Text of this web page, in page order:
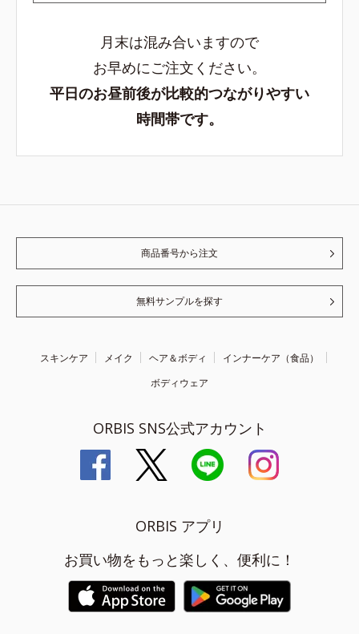
月末は混み合いますので
お早めにご注文ください。
平日のお昼前後が比較的つながりやすい
時間帯です。
商品番号から注文
無料サンプルを探す
スキンケア メイク ヘア＆ボディ
インナーケア（食品）
ボディウェア
ORBIS SNS公式アカウント
ORBIS アプリ
お買い物をもっと楽しく、便利に！